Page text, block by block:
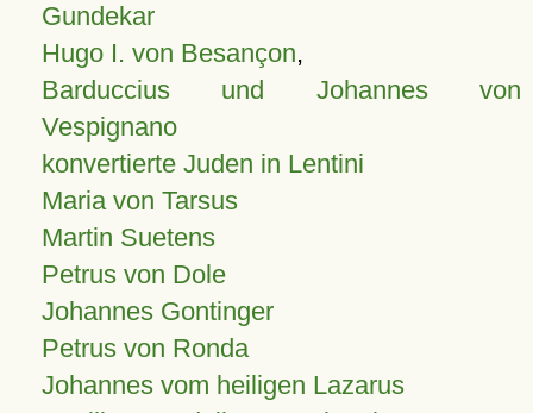
Gundekar
Hugo I. von Besançon,
Barduccius und Johannes von
Vespignano
konvertierte Juden in Lentini
Maria von Tarsus
Martin Suetens
Petrus von Dole
Johannes Gontinger
Petrus von Ronda
Johannes vom heiligen Lazarus